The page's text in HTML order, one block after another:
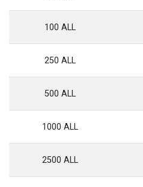
100 ALL
250 ALL
500 ALL
1000 ALL
2500 ALL